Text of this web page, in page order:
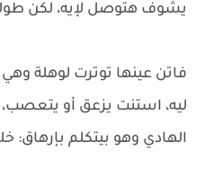
يشوف هتوصل لإيه، لكن
فاتن عينها توترت لوهلة
ليه، استنت يزعق أو
الهادي وهو بيتكلم بإرهاق: